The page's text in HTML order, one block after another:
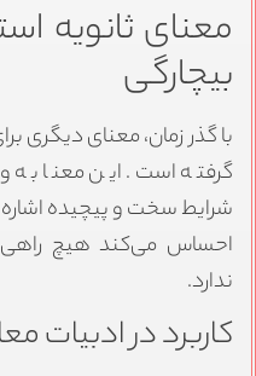
معنای ثانویه
بیچارگی
با گذر زمان، معنای دیگری
گرفته است. این معنا به
شرایط سخت و پیچیده اشاره
احساس می‌کند هیچ
ندارد.
کاربرد در ادبیات